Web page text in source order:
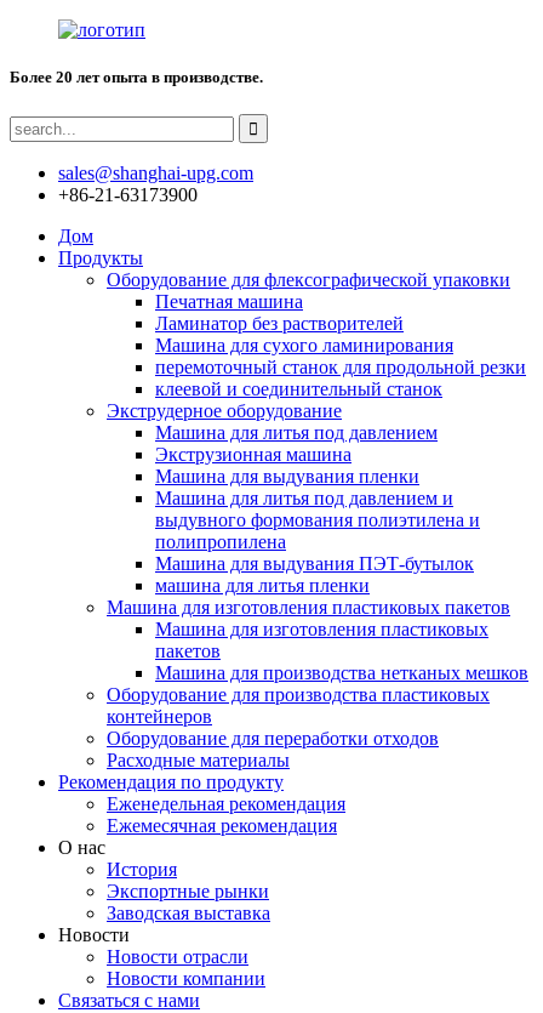
Более 20 лет опыта в производстве.
sales@shanghai-upg.com
+86-21-63173900
Дом
Продукты
Оборудование для флексографической упаковки
Печатная машина
Ламинатор без растворителей
Машина для сухого ламинирования
перемоточный станок для продольной резки
клеевой и соединительный станок
Экструдерное оборудование
Машина для литья под давлением
Экструзионная машина
Машина для выдувания пленки
Машина для литья под давлением и
выдувного формования полиэтилена и
полипропилена
Машина для выдувания ПЭТ-бутылок
машина для литья пленки
Машина для изготовления пластиковых пакетов
Машина для изготовления пластиковых
пакетов
Машина для производства нетканых мешков
Оборудование для производства пластиковых
контейнеров
Оборудование для переработки отходов
Расходные материалы
Рекомендация по продукту
Еженедельная рекомендация
Ежемесячная рекомендация
О нас
История
Экспортные рынки
Заводская выставка
Новости
Новости отрасли
Новости компании
Связаться с нами